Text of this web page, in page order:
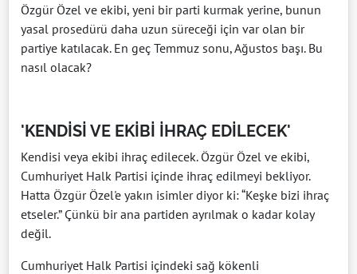
Özgür Özel ve ekibi, yeni bir parti kurmak yerine, bunun
yasal prosedürü daha uzun süreceği için var olan bir
partiye katılacak. En geç Temmuz sonu, Ağustos başı. Bu
nasıl olacak?
'KENDİSİ VE EKİBİ İHRAÇ EDİLECEK'
Kendisi veya ekibi ihraç edilecek. Özgür Özel ve ekibi,
Cumhuriyet Halk Partisi içinde ihraç edilmeyi bekliyor.
Hatta Özgür Özel'e yakın isimler diyor ki: “Keşke bizi ihraç
etseler.” Çünkü bir ana partiden ayrılmak o kadar kolay
değil.
Cumhuriyet Halk Partisi içindeki sağ kökenli